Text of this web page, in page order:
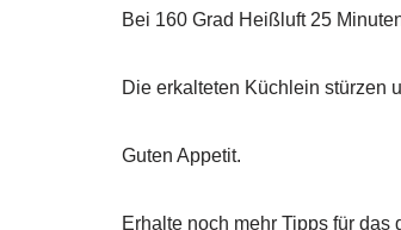
Bei 160 Grad Heißluft 25
Die erkalteten Küchlein stürzen
Guten Appetit.
Erhalte noch mehr Tipps für